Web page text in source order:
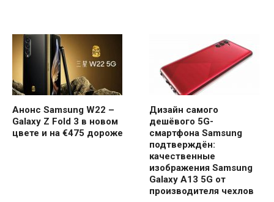
Анонс Samsung W22 –
Galaxy Z Fold 3 в новом
цвете и на €475 дороже
Дизайн самого
дешёвого 5G-
смартфона Samsung
подтверждён:
качественные
изображения Samsung
Galaxy A13 5G от
производителя чехлов